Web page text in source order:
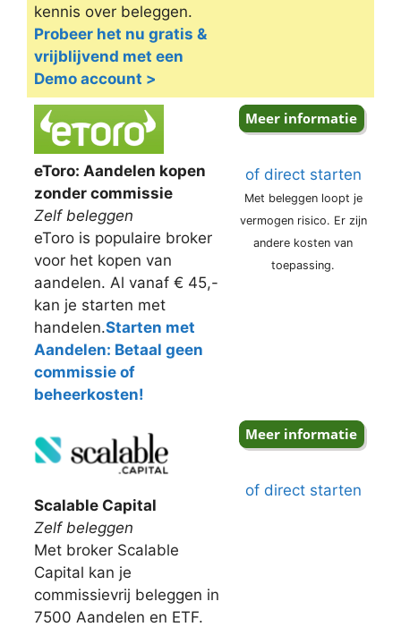
kennis over beleggen.
Probeer het nu gratis &
vrijblijvend met een
Demo account >
eToro: Aandelen kopen
zonder commissie
Zelf beleggen
eToro is populaire broker
voor het kopen van
aandelen. Al vanaf € 45,-
kan je starten met
handelen.Starten met
Aandelen: Betaal geen
commissie of
beheerkosten!
of direct starten
Met beleggen loopt je
vermogen risico. Er zijn
andere kosten van
toepassing.
Scalable Capital
Zelf beleggen
Met broker Scalable
Capital kan je
commissievrij beleggen in
7500 Aandelen en ETF.
of direct starten